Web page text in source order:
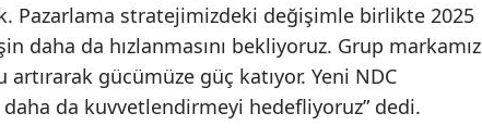
Pazarlama stratejimizdeki değişimle birlikte 2025
daha da hızlanmasını bekliyoruz. Grup markamız
gücümüze güç katıyor. Yeni NDC
da kuvvetlendirmeyi hedefliyoruz” dedi.